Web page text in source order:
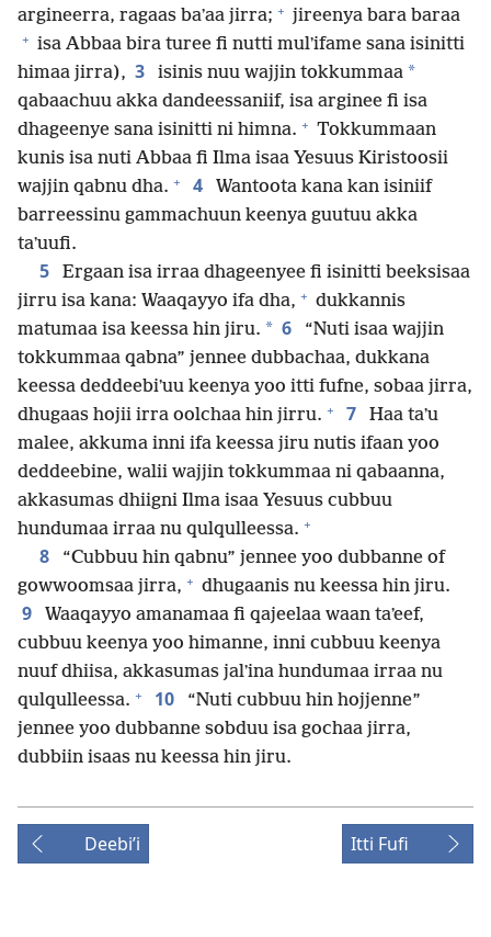
argineerra, ragaas baʼaa jirra; + jireenya bara baraa
+ isa Abbaa bira turee fi nutti mulʼifame sana isinitti
himaa jirra), 3 isinis nuu wajjin tokkummaa *
qabaachuu akka dandeessaniif, isa arginee fi isa
dhageenye sana isinitti ni himna. + Tokkummaan
kunis isa nuti Abbaa fi Ilma isaa Yesuus Kiristoosii
wajjin qabnu dha. + 4
Wantoota kana kan isiniif
barreessinu gammachuun keenya guutuu akka
taʼuufi.
5
Ergaan isa irraa dhageenyee fi isinitti beeksisaa
jirru isa kana: Waaqayyo ifa dha, + dukkannis
matumaa isa keessa hin jiru. * 6
“Nuti isaa wajjin
tokkummaa qabna” jennee dubbachaa, dukkana
keessa deddeebiʼuu keenya yoo itti fufne, sobaa jirra,
dhugaas hojii irra oolchaa hin jirru. + 7
Haa taʼu
malee, akkuma inni ifa keessa jiru nutis ifaan yoo
deddeebine, walii wajjin tokkummaa ni qabaanna,
akkasumas dhiigni Ilma isaa Yesuus cubbuu
hundumaa irraa nu qulqulleessa. +
8
“Cubbuu hin qabnu” jennee yoo dubbanne of
gowwoomsaa jirra, + dhugaanis nu keessa hin jiru.
9
Waaqayyo amanamaa fi qajeelaa waan taʼeef,
cubbuu keenya yoo himanne, inni cubbuu keenya
nuuf dhiisa, akkasumas jalʼina hundumaa irraa nu
qulqulleessa. + 10
“Nuti cubbuu hin hojjenne”
jennee yoo dubbanne sobduu isa gochaa jirra,
dubbiin isaas nu keessa hin jiru.
Deebiʼi Itti Fufi